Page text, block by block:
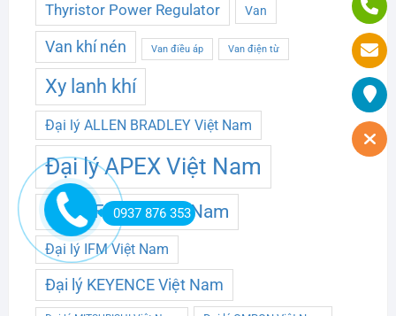
Thyristor Power Regulator Van
Van khí nén Van điều áp Van điện từ
Xy lanh khí
Đại lý ALLEN BRADLEY Việt Nam
Đại lý APEX Việt Nam
Đại lý FESTO Việt Nam
Đại lý IFM Việt Nam
Đại lý KEYENCE Việt Nam
0937 876 353